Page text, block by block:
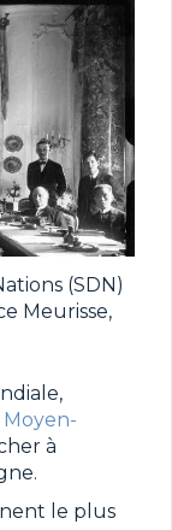
(SDN)
Meurisse,
à
le plus